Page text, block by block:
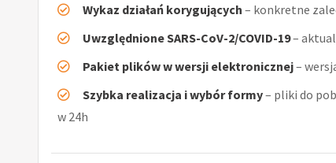
Wykaz działań korygujących – konkretne
Uwzględnione SARS-CoV-2/COVID-19–
Pakiet plików w wersji elektronicznej–
Szybka realizacja i wybór formy– pliki do
w 24h